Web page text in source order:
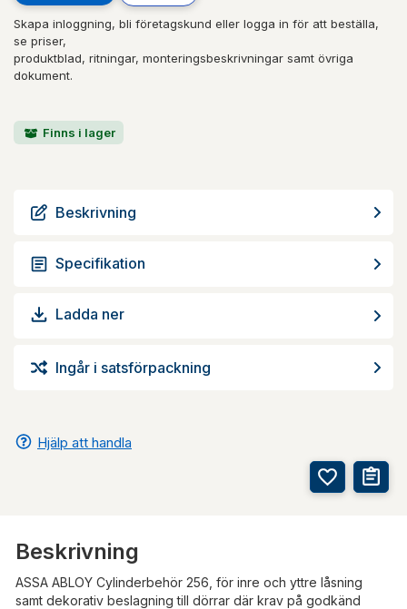
Skapa inloggning, bli företagskund eller logga in för att beställa,
se priser,
produktblad, ritningar, monteringsbeskrivningar samt övriga
dokument.
Finns i lager
Beskrivning
Specifikation
Ladda ner
Ingår i satsförpackning
Hjälp att handla
Beskrivning
ASSA ABLOY Cylinderbehör 256, för inre och yttre låsning
samt dekorativ beslagning till dörrar där krav på godkänd